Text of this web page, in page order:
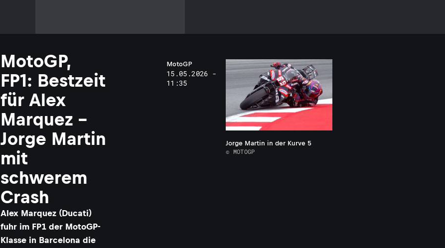
MotoGP,
FP1: Bestzeit
für Alex
Marquez –
Jorge Martin
mit
schwerem
Crash
Alex Marquez (Ducati)
fuhr im FP1 der MotoGP-
Klasse in Barcelona die
MotoGP
15.05.2026 -
11:35
Jorge Martin in der Kurve 5
© MOTOGP